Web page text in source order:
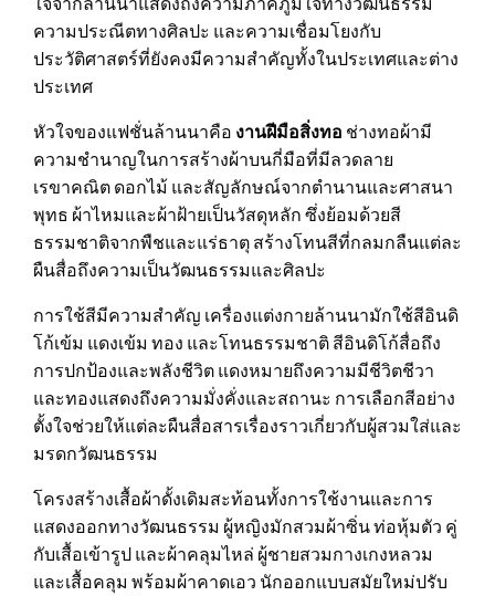
ความประณีตทางศิลปะ และความเชื่อมโยงกับ
ประวัติศาสตร์ที่ยังคงมีความสำคัญทั้งในประเทศและต่าง
ประเทศ
หัวใจของแฟชั่นล้านนาคือ งานฝีมือสิ่งทอ ช่างทอผ้ามี
ความชำนาญในการสร้างผ้าบนกี่มือที่มีลวดลาย
เรขาคณิต ดอกไม้ และสัญลักษณ์จากตำนานและศาสนา
พุทธ ผ้าไหมและผ้าฝ้ายเป็นวัสดุหลัก ซึ่งย้อมด้วยสี
ธรรมชาติจากพืชและแร่ธาตุ สร้างโทนสีที่กลมกลืนแต่ละ
ผืนสื่อถึงความเป็นวัฒนธรรมและศิลปะ
การใช้สีมีความสำคัญ เครื่องแต่งกายล้านนามักใช้สีอินดิ
โก้เข้ม แดงเข้ม ทอง และโทนธรรมชาติ สีอินดิโก้สื่อถึง
การปกป้องและพลังชีวิต แดงหมายถึงความมีชีวิตชีวา
และทองแสดงถึงความมั่งคั่งและสถานะ การเลือกสีอย่าง
ตั้งใจช่วยให้แต่ละผืนสื่อสารเรื่องราวเกี่ยวกับผู้สวมใส่และ
มรดกวัฒนธรรม
โครงสร้างเสื้อผ้าดั้งเดิมสะท้อนทั้งการใช้งานและการ
แสดงออกทางวัฒนธรรม ผู้หญิงมักสวมผ้าซิ่น ท่อหุ้มตัว คู่
กับเสื้อเข้ารูป และผ้าคลุมไหล่ ผู้ชายสวมกางเกงหลวม
และเสื้อคลุม พร้อมผ้าคาดเอว นักออกแบบสมัยใหม่ปรับ